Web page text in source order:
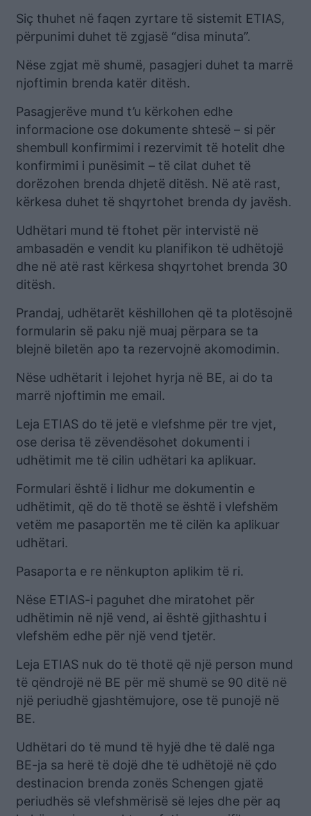
Siç thuhet në faqen zyrtare të sistemit ETIAS,
përpunimi duhet të zgjasë “disa minuta”.
Nëse zgjat më shumë, pasagjeri duhet ta marrë
njoftimin brenda katër ditësh.
Pasagjerëve mund t’u kërkohen edhe
informacione ose dokumente shtesë – si për
shembull konfirmimi i rezervimit të hotelit dhe
konfirmimi i punësimit – të cilat duhet të
dorëzohen brenda dhjetë ditësh. Në atë rast,
kërkesa duhet të shqyrtohet brenda dy javësh.
Udhëtari mund të ftohet për intervistë në
ambasadën e vendit ku planifikon të udhëtojë
dhe në atë rast kërkesa shqyrtohet brenda 30
ditësh.
Prandaj, udhëtarët këshillohen që ta plotësojnë
formularin së paku një muaj përpara se ta
blejnë biletën apo ta rezervojnë akomodimin.
Nëse udhëtarit i lejohet hyrja në BE, ai do ta
marrë njoftimin me email.
Leja ETIAS do të jetë e vlefshme për tre vjet,
ose derisa të zëvendësohet dokumenti i
udhëtimit me të cilin udhëtari ka aplikuar.
Formulari është i lidhur me dokumentin e
udhëtimit, që do të thotë se është i vlefshëm
vetëm me pasaportën me të cilën ka aplikuar
udhëtari.
Pasaporta e re nënkupton aplikim të ri.
Nëse ETIAS-i paguhet dhe miratohet për
udhëtimin në një vend, ai është gjithashtu i
vlefshëm edhe për një vend tjetër.
Leja ETIAS nuk do të thotë që një person mund
të qëndrojë në BE për më shumë se 90 ditë në
një periudhë gjashtëmujore, ose të punojë në
BE.
Udhëtari do të mund të hyjë dhe të dalë nga
BE-ja sa herë të dojë dhe të udhëtojë në çdo
destinacion brenda zonës Schengen gjatë
periudhës së vlefshmërisë së lejes dhe për aq